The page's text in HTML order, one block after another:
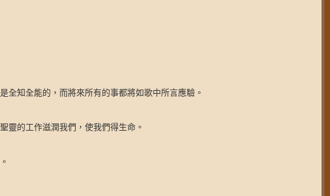
全知全能的，而將來所有的事都將如歌中所言應驗。
靈的工作滋潤我們，使我們得生命。